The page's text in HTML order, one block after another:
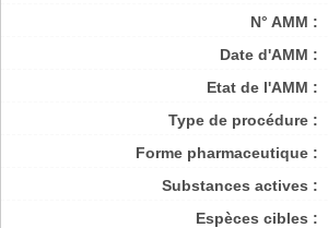
N° AMM :
Date d'AMM :
Etat de l'AMM :
Type de procédure :
Forme pharmaceutique :
Substances actives :
Espèces cibles :